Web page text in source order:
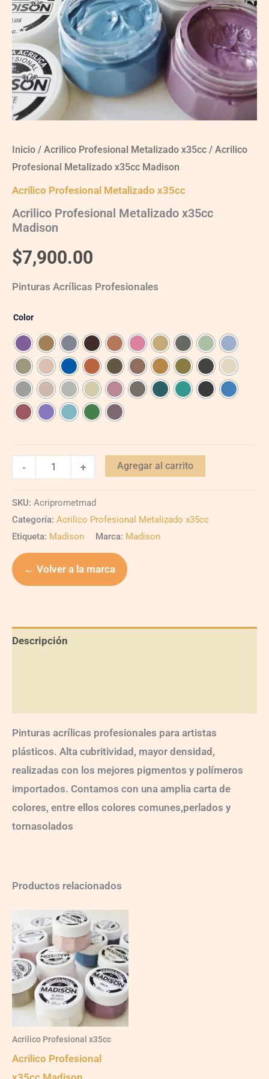
Inicio / Acrilico Profesional Metalizado x35cc / Acrilico
Profesional Metalizado x35cc Madison
Acrilico Profesional Metalizado x35cc
Acrilico Profesional Metalizado x35cc
Madison
$7,900.00
Pinturas Acrílicas Profesionales
Color
- + Agregar al carrito
SKU: Acriprometmad
Categoría: Acrilico Profesional Metalizado x35cc
Etiqueta: Madison Marca: Madison
← Volver a la marca
Descripción
Pinturas acrílicas profesionales para artistas
plásticos. Alta cubritividad, mayor densidad,
realizadas con los mejores pigmentos y polímeros
importados. Contamos con una amplia carta de
colores, entre ellos colores comunes,perlados y
tornasolados
Productos relacionados
Acrilico Profesional x35cc
Acrilico Profesional
producto
tiene
varias
variantes.
opciones